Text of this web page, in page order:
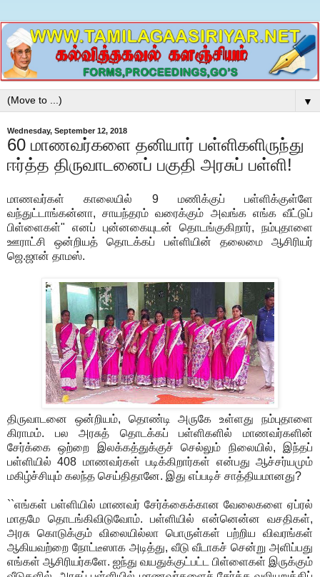
▼
Wednesday, September 12, 2018
60 மாணவர்களை தனியார் பள்ளிகளிருந்து
ஈர்த்த திருவாடனைப் பகுதி அரசுப் பள்ளி!
மாணவர்கள் காலையில் 9 மணிக்குப் பள்ளிக்குள்ளே
வந்துட்டாங்கன்னா, சாயந்தரம் வரைக்கும் அவங்க எங்க வீட்டுப்
பிள்ளைகள்" எனப் புன்னகையுடன் தொடங்குகிறார், நம்புதாளை
ஊராட்சி ஒன்றியத் தொடக்கப் பள்ளியின் தலைமை ஆசிரியர்
ஜெ.ஜான் தாமஸ்.
திருவாடனை ஒன்றியம், தொண்டி அருகே உள்ளது நம்புதாளை
கிராமம். பல அரசுத் தொடக்கப் பள்ளிகளில் மாணவர்களின்
சேர்க்கை ஒற்றை இலக்கத்துக்குச் செல்லும் நிலையில், இந்தப்
பள்ளியில் 408 மாணவர்கள் படிக்கிறார்கள் என்பது ஆச்சர்யமும்
மகிழ்ச்சியும் கலந்த செய்திதானே. இது எப்படிச் சாத்தியமானது?
``எங்கள் பள்ளியில் மாணவர் சேர்க்கைக்கான வேலைகளை ஏப்ரல்
மாதமே தொடங்கிவிடுவோம். பள்ளியில் என்னென்ன வசதிகள்,
அரசு கொடுக்கும் விலையில்லா பொருள்கள் பற்றிய விவரங்கள்
ஆகியவற்றை நோட்டீஸாக அடித்து, வீடு வீடாகச் சென்று அளிப்பது
எங்கள் ஆசிரியர்களே. ஐந்து வயதுக்குட்பட்ட பிள்ளைகள் இருக்கும்